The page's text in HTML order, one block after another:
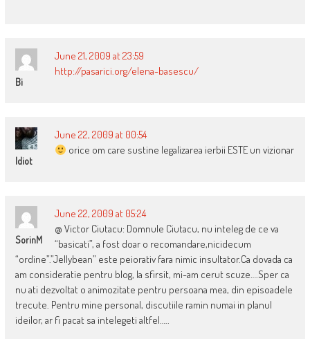
Bi
June 21, 2009 at 23:59
http://pasarici.org/elena-basescu/
Idiot
June 22, 2009 at 00:54
orice om care sustine legalizarea ierbii ESTE un vizionar
SorinM
June 22, 2009 at 05:24
@ Victor Ciutacu: Domnule Ciutacu, nu inteleg de ce va
“basicati”, a fost doar o recomandare,nicidecum
“ordine”.”Jellybean” este peiorativ fara nimic insultator.Ca dovada ca
am consideratie pentru blog, la sfirsit, mi-am cerut scuze….Sper ca
nu ati dezvoltat o animozitate pentru persoana mea, din episoadele
trecute. Pentru mine personal, discutiile ramin numai in planul
ideilor, ar fi pacat sa intelegeti altfel…..